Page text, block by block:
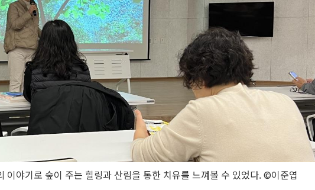
이야기로 숲이 주는 힐링과 산림을 통한 치유를 느껴볼 수 있었다. ©이준엽